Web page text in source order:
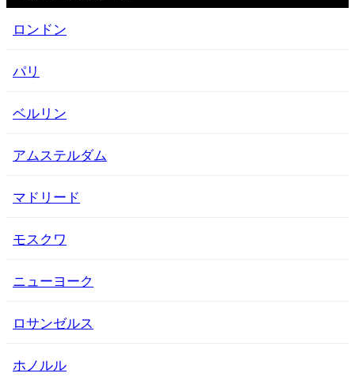
ロンドン
パリ
ベルリン
アムステルダム
マドリード
モスクワ
ニューヨーク
ロサンゼルス
ホノルル